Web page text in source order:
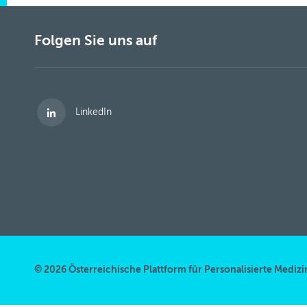
Folgen Sie uns auf
LinkedIn
© 2026 Österreichische Plattform für Personalisierte